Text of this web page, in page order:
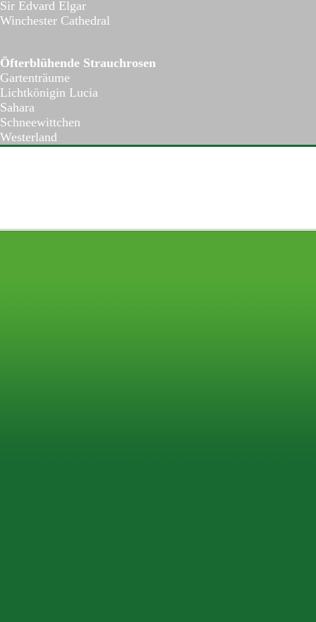
Sir Edvard Elgar
Winchester Cathedral
Öfterblühende Strauchrosen
Gartenträume
Lichtkönigin Lucia
Sahara
Schneewittchen
Westerland